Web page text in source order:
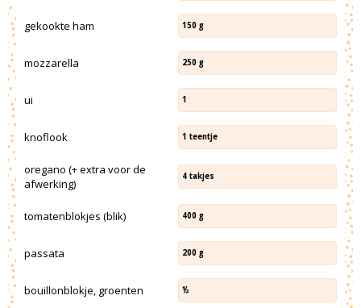
gekookte ham 150 g
mozzarella 250 g
ui 1
knoflook 1 teentje
oregano (+ extra voor de
afwerking)
4 takjes
tomatenblokjes (blik) 400 g
passata 200 g
bouillonblokje, groenten ½